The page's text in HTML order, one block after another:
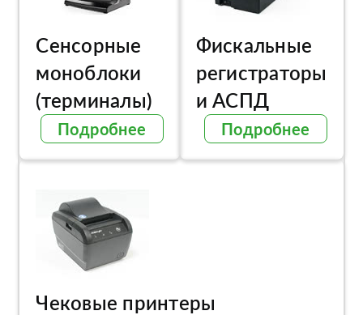
Сенсорные
моноблоки
(терминалы)
Подробнее
Фискальные
регистраторы
и АСПД
Подробнее
Чековые принтеры